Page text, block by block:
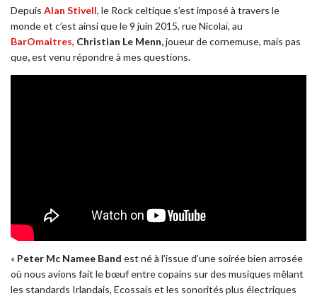
Depuis Alan Stivell, le Rock celtique s’est imposé à travers le
monde et c’est ainsi que le 9 juin 2015, rue Nicolaï, au
BarOmaitres, Christian Le Menn,joueur de cornemuse, mais pas
que,est venu répondre à mes questions.
« Peter Mc Namee Band est né à l’issue d’une soirée bien arrosée
où nous avions fait le bœuf entre copains sur des musiques mêlant
les standards Irlandais, Ecossais et les sonorités plus électriques